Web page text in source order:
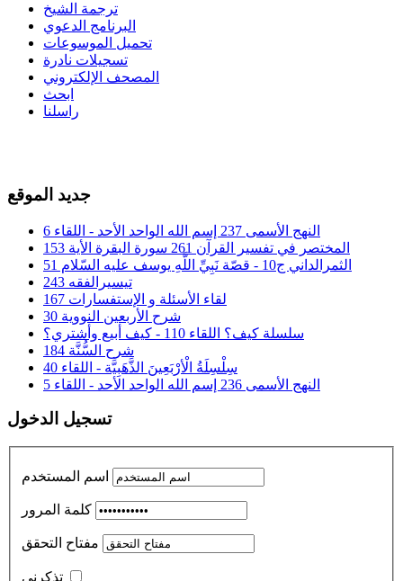
ترجمة الشيخ
البرنامج الدعوي
تحميل الموسوعات
تسجيلات نادرة
المصحف الإلكتروني
ابحث
راسلنا
جديد الموقع
النهج الأسمى 237 إسم الله الواحد الأحد - اللقاء 6
المختصر في تفسير القرآن 261 سورة البقرة الأية 153
الثمرالداني ج10 - قصّة نَبِيِّ اللَّهِ يوسف عليه السّلام 51
تيسيرالفقه 243
لقاء الأسئلة و الإستفسارات 167
شرح الأربعين النووية 30
سلسلة كيف؟ اللقاء 110 - كيف أبيع وأشتري؟
شرح السُّنَّة 184
سِلْسِلَةُ الْأرْبَعِينَ الذَّهَبِيَّة - اللقاء 40
النهج الأسمى 236 إسم الله الواحد الأحد - اللقاء 5
تسجيل الدخول
اسم المستخدم
كلمة المرور
مفتاح التحقق
تذكرني